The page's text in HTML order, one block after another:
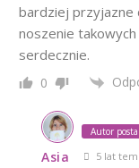
bardziej przyjazne
noszenie
serdecznie.
0
Autor posta
Asia 5 lat